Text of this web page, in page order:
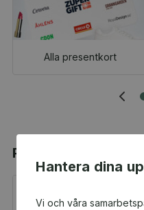
Hantera dina
Vi och våra
Alla presentkort
Populära produkter